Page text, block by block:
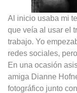
Al inicio usaba mi
que veía al usar el
trabajo. Yo
redes sociales,
En una ocasión
amiga Dianne
fotográfico junto